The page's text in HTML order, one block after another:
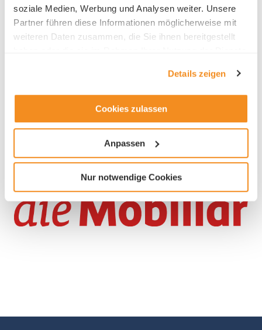
soziale Medien, Werbung und Analysen weiter. Unsere
Partner führen diese Informationen möglicherweise mit
weiteren Daten zusammen, die Sie ihnen bereitgestellt
Details zeigen
Cookies zulassen
Anpassen
Nur notwendige Cookies
Versicherungen